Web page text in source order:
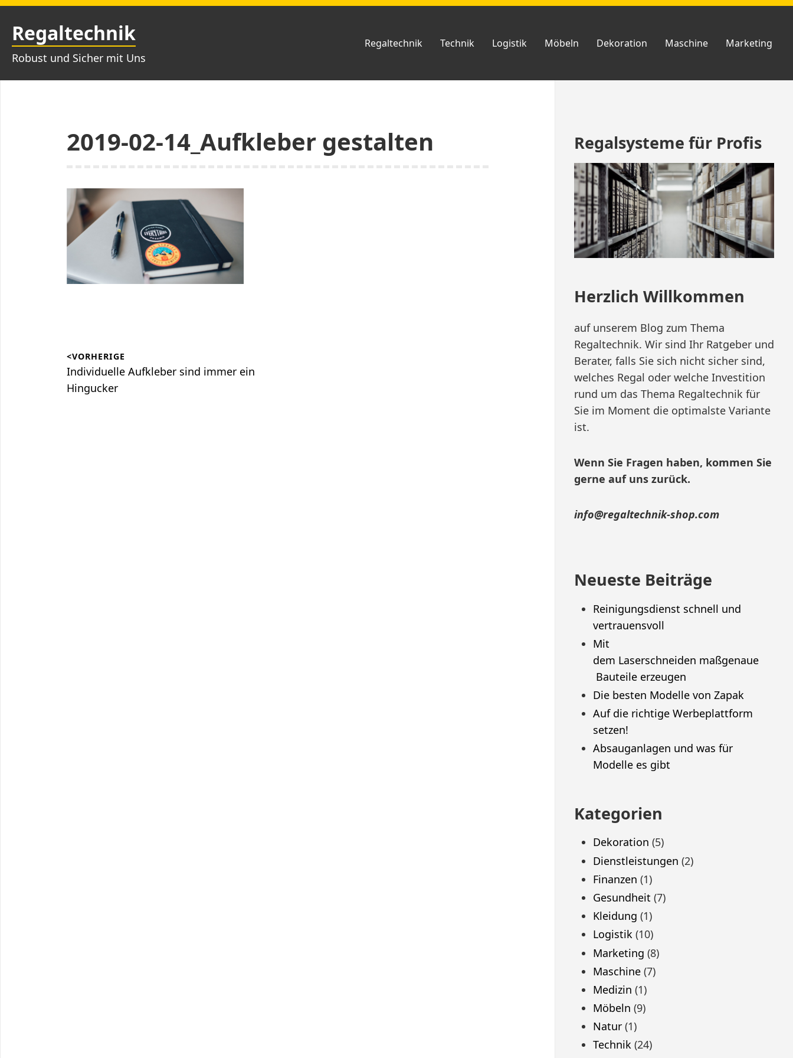
Zum
Inhalt
springen
Regaltechnik
Robust und Sicher mit Uns
Regaltechnik Technik Logistik Möbeln Dekoration Maschine Marketing
2019-02-14_Aufkleber gestalten
<VORHERIGE
Vorheriger
Beitrag:
Individuelle Aufkleber sind immer ein
Hingucker
Footer
Regalsysteme für Profis
Herzlich Willkommen
auf unserem Blog zum Thema
Regaltechnik. Wir sind Ihr Ratgeber und
Berater, falls Sie sich nicht sicher sind,
welches Regal oder welche Investition
rund um das Thema Regaltechnik für
Sie im Moment die optimalste Variante
ist.
Wenn Sie Fragen haben, kommen Sie
gerne auf uns zurück.
info@regaltechnik-shop.com
Neueste Beiträge
Reinigungsdienst schnell und
vertrauensvoll
Mit
dem Laserschneiden maßgenaue
Bauteile erzeugen
Die besten Modelle von Zapak
Auf die richtige Werbeplattform
setzen!
Absauganlagen und was für
Modelle es gibt
Kategorien
Dekoration (5)
Dienstleistungen (2)
Finanzen (1)
Gesundheit (7)
Kleidung (1)
Logistik(10)
Marketing (8)
Maschine(7)
Medizin (1)
Möbeln (9)
Natur(1)
Technik(24)